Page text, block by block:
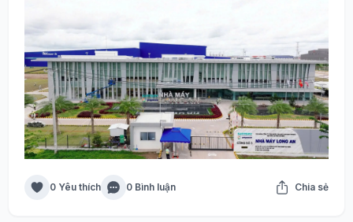
0 Yêu thích 0 Bình luận Chia sẻ